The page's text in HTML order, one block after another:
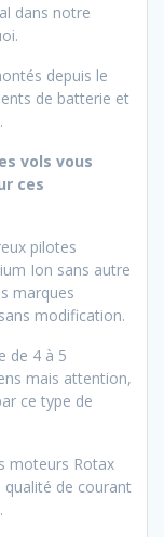
dans notre
depuis le
de batterie et
vols vous
ces
pilotes
Ion sans autre
marques
modification.
de 4 à 5
mais attention,
ce type de
moteurs Rotax
de courant